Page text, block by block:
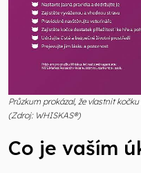
Průzkum prokázal, že vlastnit
(Zdroj: WHISKAS®)
Co je vaším